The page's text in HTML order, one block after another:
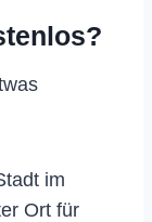
im
Ort für